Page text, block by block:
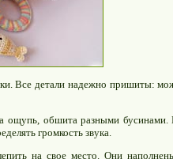
Все детали надежно пришиты:
ощупь, обшита разными бусинами.
громкость звука.
на свое место. Они